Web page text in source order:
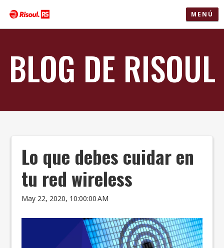
MENÚ
BLOG DE RISOUL
Lo que debes cuidar en
tu red wireless
May 22, 2020, 10:00:00 AM